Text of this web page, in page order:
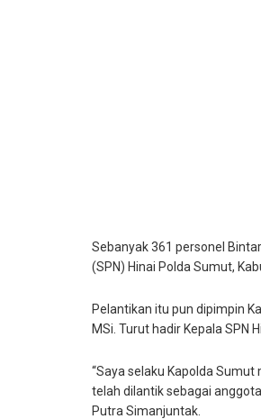
Sebanyak 361 personel
(SPN) Hinai Polda Sumut,
Pelantikan itu pun dipimpin
MSi. Turut hadir Kepala SPN
“Saya selaku Kapolda
telah dilantik sebagai
Putra Simanjuntak.